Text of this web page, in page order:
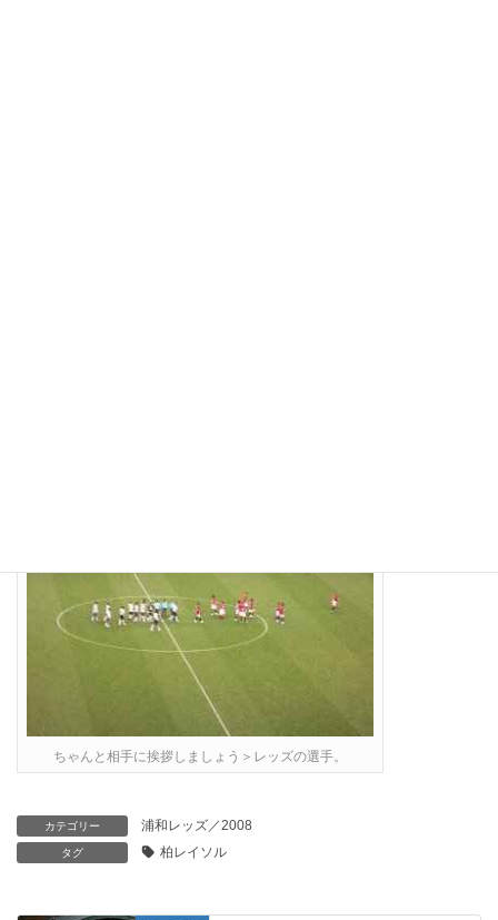
ちゃんと相手に挨拶しましょう＞レッズの選手。
カテゴリー 浦和レッズ／2008
タグ 柏レイソル